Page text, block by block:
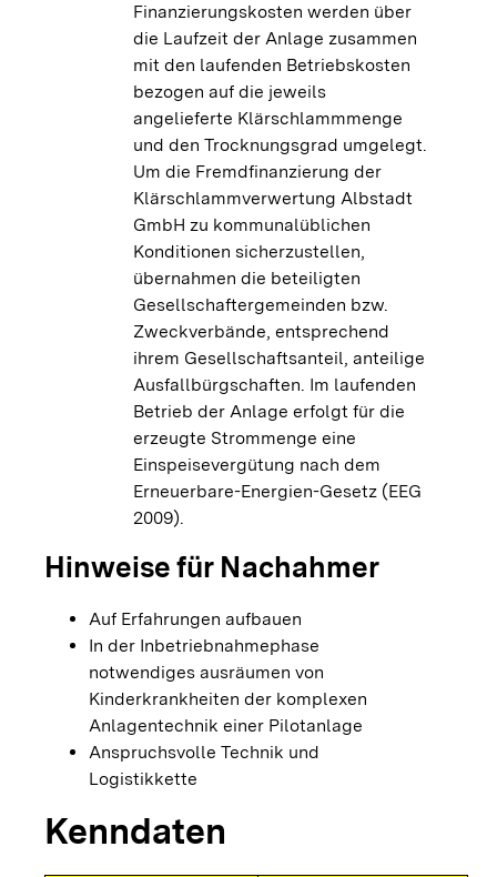
Finanzierungskosten werden über
die Laufzeit der Anlage zusammen
mit den laufenden Betriebskosten
bezogen auf die jeweils
angelieferte Klärschlammmenge
und den Trocknungsgrad umgelegt.
Um die Fremdfinanzierung der
Klärschlammverwertung Albstadt
GmbH zu kommunalüblichen
Konditionen sicherzustellen,
übernahmen die beteiligten
Gesellschaftergemeinden bzw.
Zweckverbände, entsprechend
ihrem Gesellschaftsanteil, anteilige
Ausfallbürgschaften. Im laufenden
Betrieb der Anlage erfolgt für die
erzeugte Strommenge eine
Einspeisevergütung nach dem
Erneuerbare-Energien-Gesetz (EEG
2009).
Hinweise für Nachahmer
Auf Erfahrungen aufbauen
In der Inbetriebnahmephase
notwendiges ausräumen von
Kinderkrankheiten der komplexen
Anlagentechnik einer Pilotanlage
Anspruchsvolle Technik und
Logistikkette
Kenndaten